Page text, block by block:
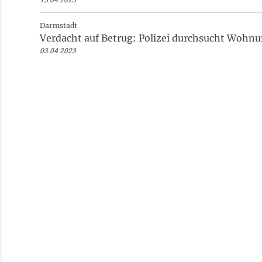
Darmstadt
Verdacht auf Betrug: Polizei durchsucht
03.04.2023